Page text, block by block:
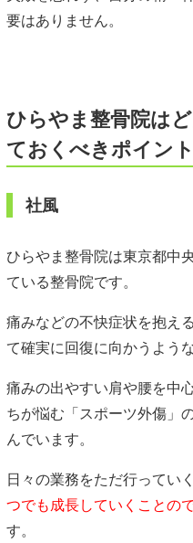
要はありません。
ひらやま整骨院は
ておくべきポイント
社風
ひらやま整骨院は東京都中
ている整骨院です。
痛みなどの不快症状を抱え
て確実に回復に向かうよう
痛みの出やすい肩や腰を中
ちが悩む「スポーツ外傷」
んでいます。
日々の業務をただ行ってい
つでも成長していくことの
す。